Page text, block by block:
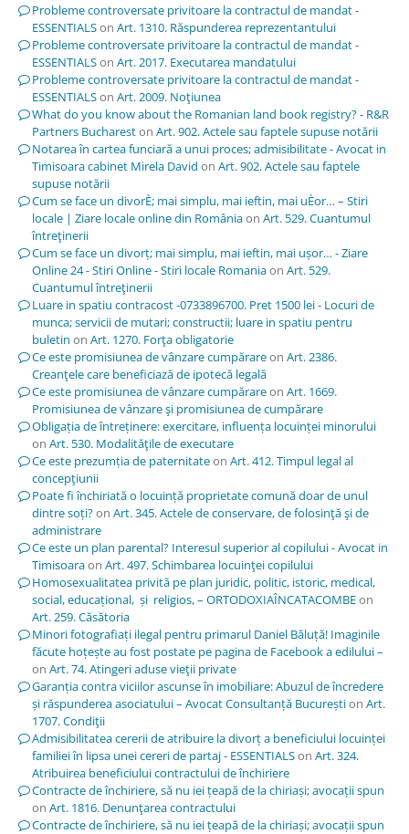
Probleme controversate privitoare la contractul de mandat -
ESSENTIALSon Art. 1310. Răspunderea reprezentantului
Probleme controversate privitoare la contractul de mandat -
ESSENTIALSon Art. 2017. Executarea mandatului
Probleme controversate privitoare la contractul de mandat -
ESSENTIALSon Art. 2009. Noţiunea
What do you know about the Romanian land book registry? - R&R
Partners Buchareston Art. 902. Actele sau faptele supuse notării
Notarea în cartea funciară a unui proces; admisibilitate - Avocat in
Timisoara cabinet Mirela David on Art. 902. Actele sau faptele
supuse notării
Cum se face un divorÈ; mai simplu, mai ieftin, mai uÈor… – Stiri
locale | Ziare locale online din Româniaon Art. 529. Cuantumul
întreţinerii
Cum se face un divorț; mai simplu, mai ieftin, mai ușor… - Ziare
Online 24 - Stiri Online - Stiri locale Romaniaon Art. 529.
Cuantumul întreţinerii
Luare in spatiu contracost -0733896700. Pret 1500 lei - Locuri de
munca; servicii de mutari; constructii; luare in spatiu pentru
buletin on Art. 1270. Forţa obligatorie
Ce este promisiunea de vânzare cumpărareon Art. 2386.
Creanţele care beneficiază de ipotecă legală
Ce este promisiunea de vânzare cumpărareon Art. 1669.
Promisiunea de vânzare şi promisiunea de cumpărare
Obligația de întreținere: exercitare, influența locuinței minorului
on Art. 530. Modalităţile de executare
Ce este prezumția de paternitateon Art. 412. Timpul legal al
concepţiunii
Poate fi închiriată o locuință proprietate comună doar de unul
dintre soți?on Art. 345. Actele de conservare, de folosinţă şi de
administrare
Ce este un plan parental? Interesul superior al copilului - Avocat in
Timisoaraon Art. 497. Schimbarea locuinţei copilului
Homosexualitatea privită pe plan juridic, politic, istoric, medical,
social, educațional, și religios, – ORTODOXIAÎNCATACOMBEon
Art. 259. Căsătoria
Minori fotografiați ilegal pentru primarul Daniel Băluță! Imaginile
făcute hoțește au fost postate pe pagina de Facebook a edilului –
on Art. 74. Atingeri aduse vieţii private
Garanția contra viciilor ascunse în imobiliare: Abuzul de încredere
și răspunderea asociatului – Avocat Consultanță Bucureștion Art.
1707. Condiţii
Admisibilitatea cererii de atribuire la divorț a beneficiului locuinței
familiei în lipsa unei cereri de partaj - ESSENTIALSon Art. 324.
Atribuirea beneficiului contractului de închiriere
Contracte de închiriere, să nu iei țeapă de la chiriași; avocații spun
on Art. 1816. Denunţarea contractului
Contracte de închiriere, să nu iei țeapă de la chiriași; avocații spun